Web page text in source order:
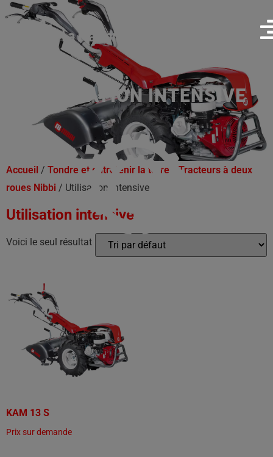
UTILISATION INTENSIVE
Accueil / Tondre et entretenir la terre
Tracteurs à deux
roues Nibbi / Utilisation intensive
Utilisation intensive
Voici le seul résultat
KAM 13 S
Prix sur demande